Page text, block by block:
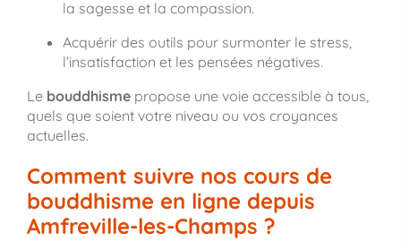
la sagesse et la compassion.
Acquérir des outils pour surmonter le stress,
l’insatisfaction et les pensées négatives.
Le bouddhismepropose une voie accessible à tous,
quels que soient votre niveau ou vos croyances
actuelles.
Comment suivre nos cours de
bouddhisme en ligne depuis
Amfreville-les-Champs ?